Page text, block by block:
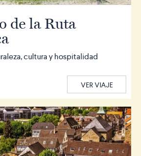
de la Ruta
cultura y hospitalidad
VER VIAJE